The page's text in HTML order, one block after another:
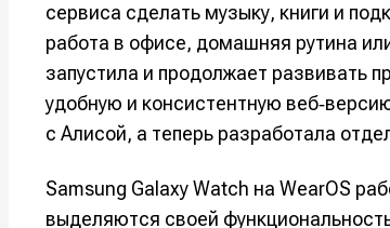
сервиса сделать музыку, книги и
работа в офисе, домашняя рутина
запустила и продолжает развивать
удобную и консистентную
с Алисой, а теперь разработала
Samsung Galaxy Watch на WearOS
выделяются своей